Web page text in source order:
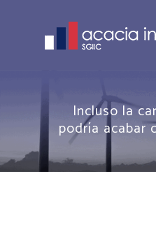
Incluso la
podría acabar